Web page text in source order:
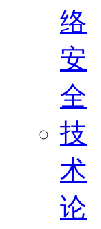
络
安
全
技
术
论